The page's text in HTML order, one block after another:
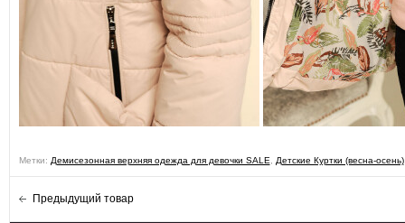
Метки: Демисезонная верхняя одежда для девочки SALE Детские Куртки (весна-осень)
Предыдущий товар